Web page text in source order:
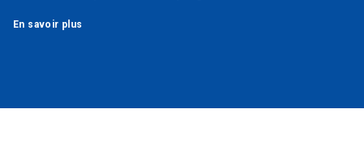
En savoir plus